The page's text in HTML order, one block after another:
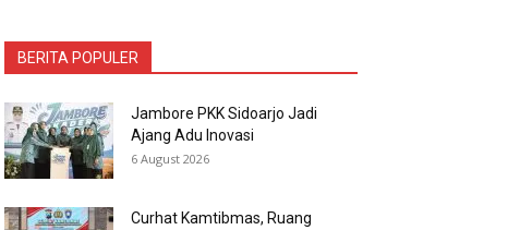
BERITA POPULER
Jambore PKK Sidoarjo Jadi
Ajang Adu Inovasi
6 August 2026
Curhat Kamtibmas, Ruang